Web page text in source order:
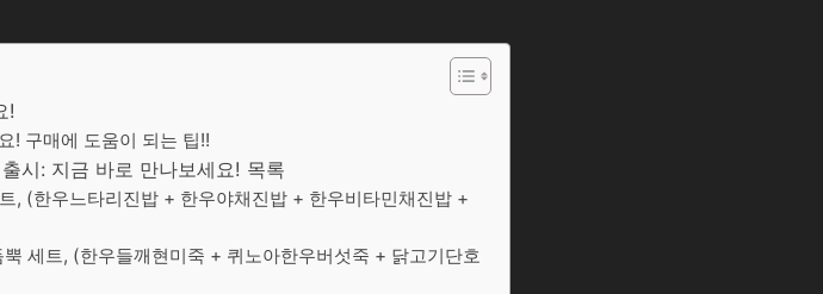
!
! 구매에 도움이 되는 팁!!
시: 지금 바로 만나보세요! 목록
, (한우느타리진밥 + 한우야채진밥 + 한우비타민채진밥 +
세트, (한우들깨현미죽 + 퀴노아한우버섯죽 + 닭고기단호